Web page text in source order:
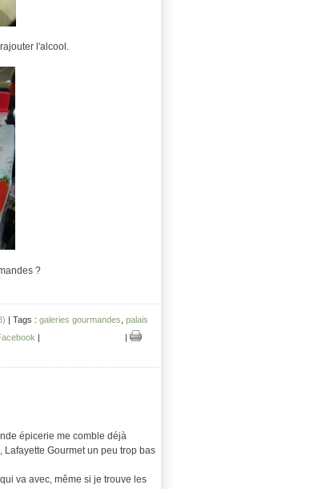
l'alcool.
?
| Tags : galeries gourmandes palais
|
|
épicerie me comble déjà
Gourmet un peu trop bas
va avec, même si je trouve les